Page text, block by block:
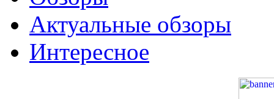
Актуальные обзоры
Интересное